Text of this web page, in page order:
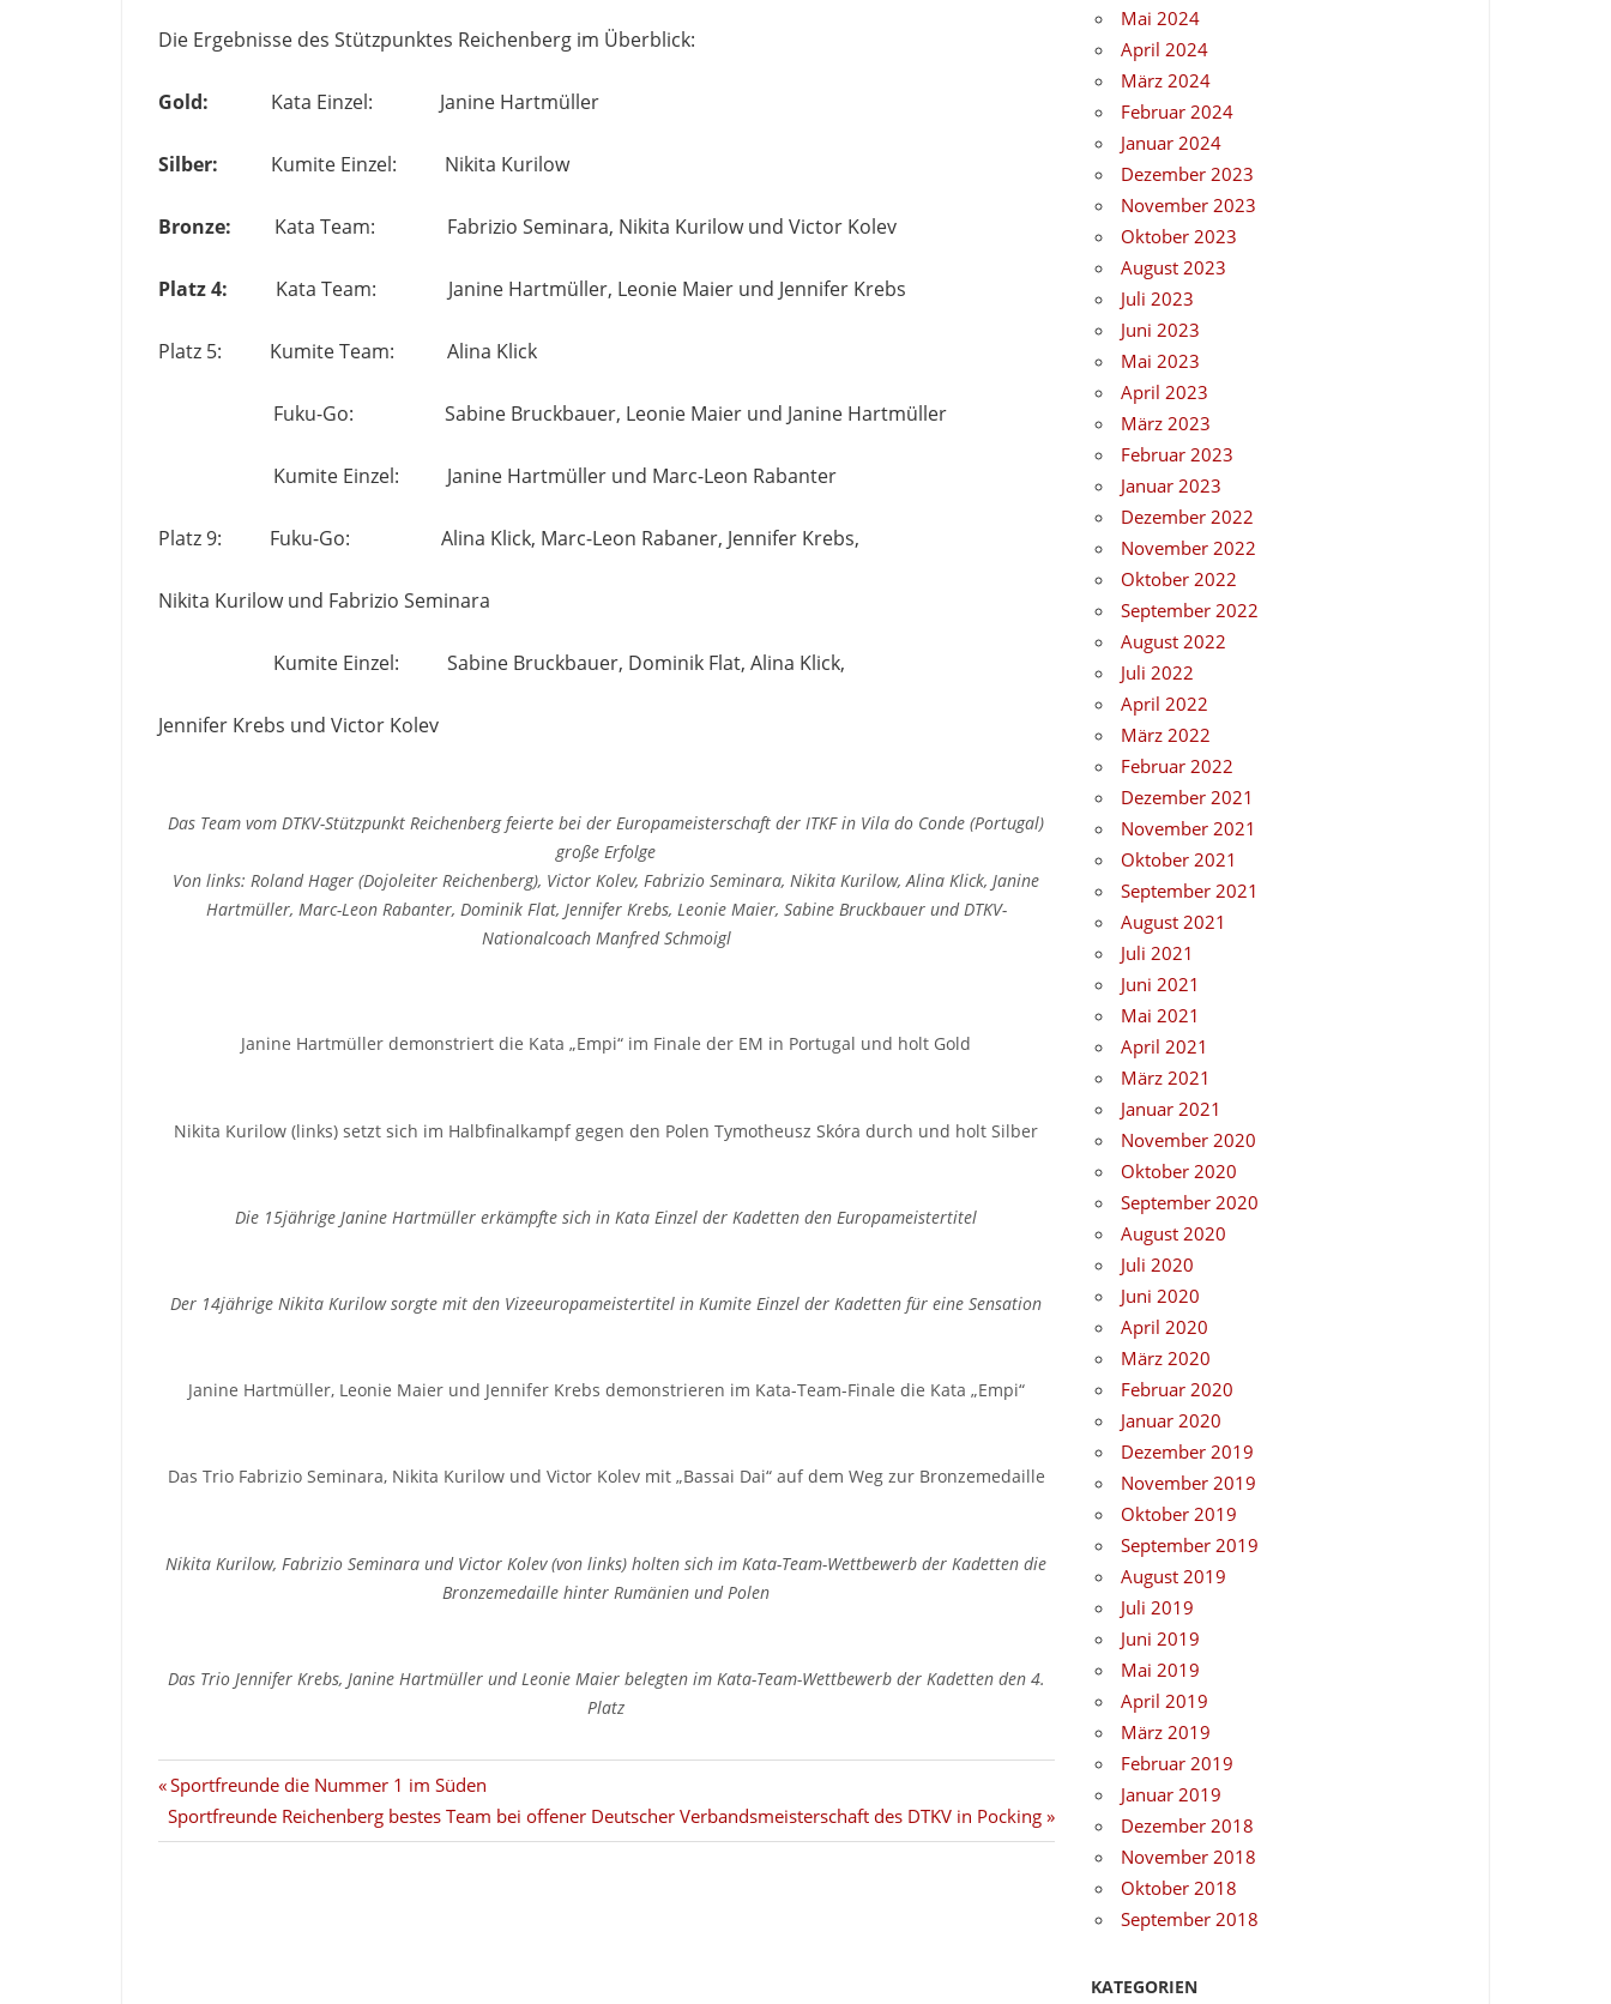
Die Ergebnisse des Stützpunktes Reichenberg im Überblick:
Gold: Kata Einzel: Janine Hartmüller
Silber: Kumite Einzel: Nikita Kurilow
Bronze: Kata Team: Fabrizio Seminara, Nikita Kurilow und Victor Kolev
Platz 4: Kata Team: Janine Hartmüller, Leonie Maier und Jennifer Krebs
Platz 5: Kumite Team: Alina Klick
Fuku-Go: Sabine Bruckbauer, Leonie Maier und Janine Hartmüller
Kumite Einzel: Janine Hartmüller und Marc-Leon Rabanter
Platz 9: Fuku-Go: Alina Klick, Marc-Leon Rabaner, Jennifer Krebs,
Nikita Kurilow und Fabrizio Seminara
Kumite Einzel: Sabine Bruckbauer, Dominik Flat, Alina Klick,
Jennifer Krebs und Victor Kolev
Das Team vom DTKV-Stützpunkt Reichenberg feierte bei der Europameisterschaft der ITKF in Vila do Conde (Portugal)
große Erfolge
Von links: Roland Hager (Dojoleiter Reichenberg), Victor Kolev, Fabrizio Seminara, Nikita Kurilow, Alina Klick, Janine
Hartmüller, Marc-Leon Rabanter, Dominik Flat, Jennifer Krebs, Leonie Maier, Sabine Bruckbauer und DTKV-
Nationalcoach Manfred Schmoigl
Janine Hartmüller demonstriert die Kata „Empi“ im Finale der EM in Portugal und holt Gold
Nikita Kurilow (links) setzt sich im Halbfinalkampf gegen den Polen Tymotheusz Skóra durch und holt Silber
Die 15jährige Janine Hartmüller erkämpfte sich in Kata Einzel der Kadetten den Europameistertitel
Der 14jährige Nikita Kurilow sorgte mit den Vizeeuropameistertitel in Kumite Einzel der Kadetten für eine Sensation
Janine Hartmüller, Leonie Maier und Jennifer Krebs demonstrieren im Kata-Team-Finale die Kata „Empi“
Das Trio Fabrizio Seminara, Nikita Kurilow und Victor Kolev mit „Bassai Dai“ auf dem Weg zur Bronzemedaille
Nikita Kurilow, Fabrizio Seminara und Victor Kolev (von links) holten sich im Kata-Team-Wettbewerb der Kadetten die
Bronzemedaille hinter Rumänien und Polen
Das Trio Jennifer Krebs, Janine Hartmüller und Leonie Maier belegten im Kata-Team-Wettbewerb der Kadetten den 4.
Platz
Beitragsnavigation
Vorheriger
Beitrag:
Sportfreunde die Nummer 1 im Süden
Nächster
Beitrag:
Sportfreunde Reichenberg bestes Team bei offener Deutscher Verbandsmeisterschaft des DTKV in Pocking
Mai 2024
April 2024
März 2024
Februar 2024
Januar 2024
Dezember 2023
November 2023
Oktober 2023
August 2023
Juli 2023
Juni 2023
Mai 2023
April 2023
März 2023
Februar 2023
Januar 2023
Dezember 2022
November 2022
Oktober 2022
September 2022
August 2022
Juli 2022
April 2022
März 2022
Februar 2022
Dezember 2021
November 2021
Oktober 2021
September 2021
August 2021
Juli 2021
Juni 2021
Mai 2021
April 2021
März 2021
Januar 2021
November 2020
Oktober 2020
September 2020
August 2020
Juli 2020
Juni 2020
April 2020
März 2020
Februar 2020
Januar 2020
Dezember 2019
November 2019
Oktober 2019
September 2019
August 2019
Juli 2019
Juni 2019
Mai 2019
April 2019
März 2019
Februar 2019
Januar 2019
Dezember 2018
November 2018
Oktober 2018
September 2018
KATEGORIEN